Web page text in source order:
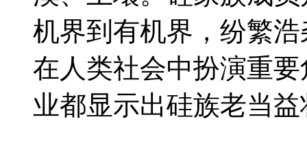
机界到有机界，纷繁
在人类社会中扮演重
业都显示出硅族老当益